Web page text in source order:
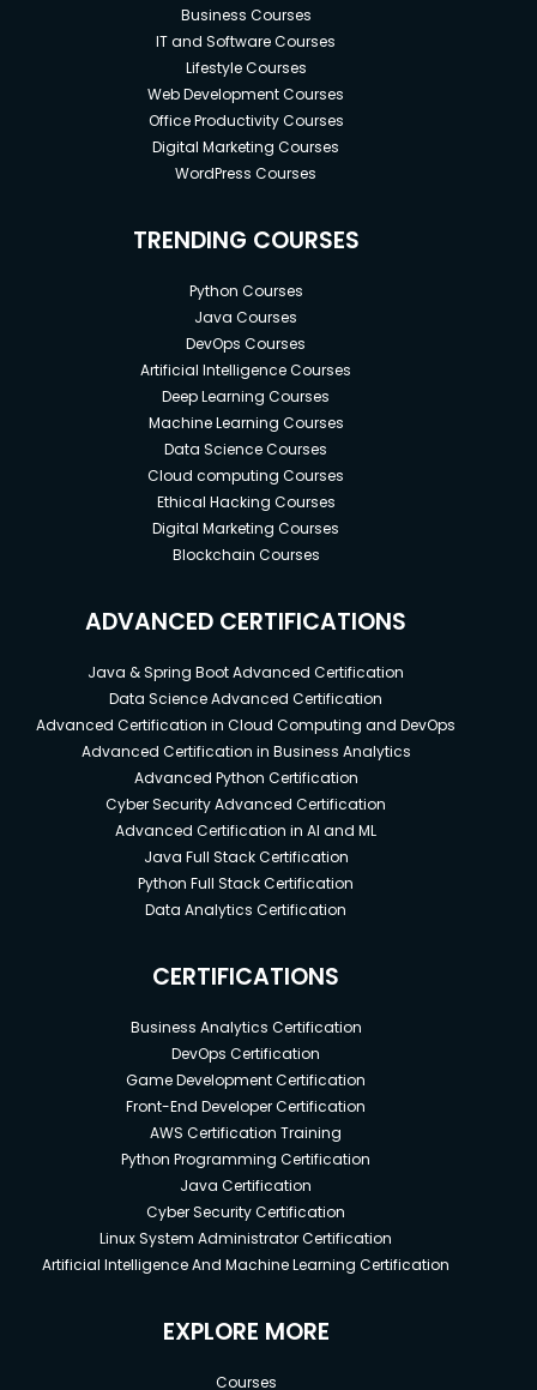
Business Courses
IT and Software Courses
Lifestyle Courses
Web Development Courses
Office Productivity Courses
Digital Marketing Courses
WordPress Courses
TRENDING COURSES
Python Courses
Java Courses
DevOps Courses
Artificial Intelligence Courses
Deep Learning Courses
Machine Learning Courses
Data Science Courses
Cloud computing Courses
Ethical Hacking Courses
Digital Marketing Courses
Blockchain Courses
ADVANCED CERTIFICATIONS
Java & Spring Boot Advanced Certification
Data Science Advanced Certification
Advanced Certification in Cloud Computing and DevOps
Advanced Certification in Business Analytics
Advanced Python Certification
Cyber Security Advanced Certification
Advanced Certification in AI and ML
Java Full Stack Certification
Python Full Stack Certification
Data Analytics Certification
CERTIFICATIONS
Business Analytics Certification
DevOps Certification
Game Development Certification
Front-End Developer Certification
AWS Certification Training
Python Programming Certification
Java Certification
Cyber Security Certification
Linux System Administrator Certification
Artificial Intelligence And Machine Learning Certification
EXPLORE MORE
Courses